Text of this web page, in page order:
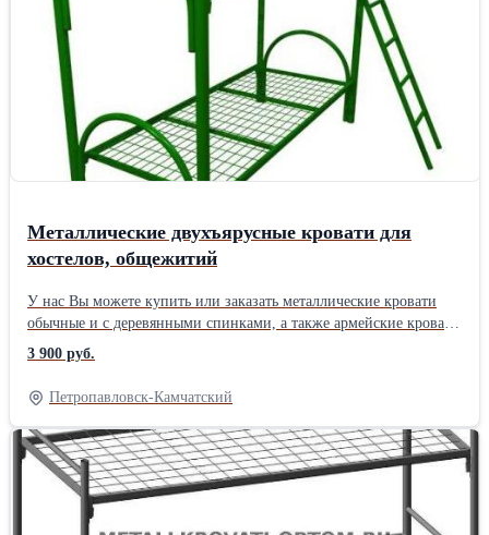
диспансеров, хосписов и пр. Такие кровати характеризуются
особой прочностью и удобством в использовании – они прочны,
надежны, служат долго. Самые низкие цены. Скидки
постоянным покупателям. Быстрое изготовление оптовых
заказов, наличие на складе. Доставка по всей России,
Белоруссии и Казахстану. Минимальный заказ - 10 шт. кроватей.
Розницы нет. Также у нас Вы можете недорого купить
постельные принадлежности для кроватей - матрасы, подушки,
одеяла, комплекты постельного белья. +7-926-847-38-08, +7-968-
Металлические двухъярусные кровати для
хостелов, общежитий
У нас Вы можете купить или заказать металлические кровати
обычные и с деревянными спинками, а также армейские кровати
и раскладушки «эконом» тканевые. Металлические кровати
прекрасно подходят для студентов, строителей, рабочих,
военных казарм, для больницы, диспансера, госпиталя,
гостиницы эконом-класса, базы отдыха, санатория, пансионата,
детского лагеря, школы-интерната, для различных общественных
организаций, в т. ч. бюджетных. Размеры спального места
кроватей (кровати одноярусные, двухъярусные и трехъярусные):
190-70 см, 190-80 см, 190-90 см (полуторная кровать). При
необходимости, возможно изменение размеров и конфигурации
3 900 руб.
Петропавловск-Камчатский